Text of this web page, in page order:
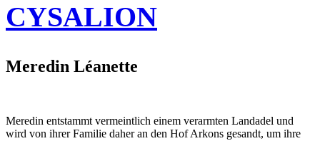
CYSALION
Meredin Léanette
Meredin entstammt vermeintlich einem verarmten Landadel und
wird von ihrer Familie daher an den Hof Arkons gesandt, um ihre